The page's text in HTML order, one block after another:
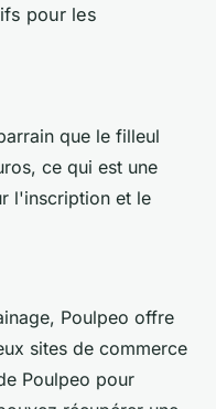
pour les
que le filleul
ce qui est une
l'inscription et le
Poulpeo offre
sites de commerce
Poulpeo pour